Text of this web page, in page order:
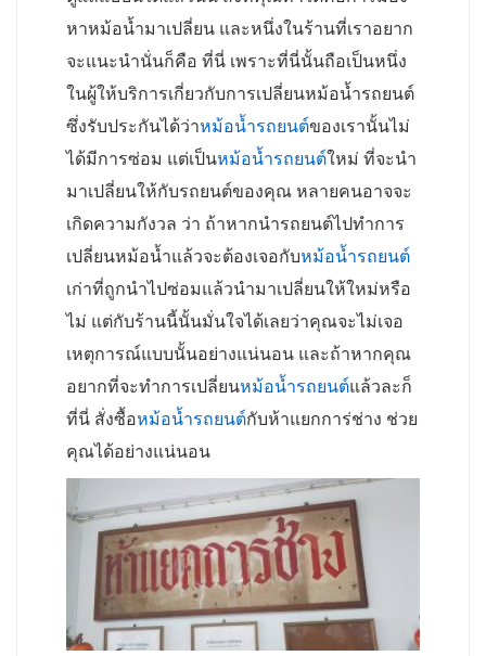
หาหม้อน้ำมาเปลี่ยน และหนึ่งในร้านที่เราอยาก
จะแนะนำนั่นก็คือ ที่นี่ เพราะที่นี่นั้นถือเป็นหนึ่ง
ในผู้ให้บริการเกี่ยวกับการเปลี่ยนหม้อน้ำรถยนต์
ซึ่งรับประกันได้ว่าหม้อน้ำรถยนต์ของเรานั้นไม่
ได้มีการซ่อม แต่เป็นหม้อน้ำรถยนต์ใหม่ ที่จะนำ
มาเปลี่ยนให้กับรถยนต์ของคุณ หลายคนอาจจะ
เกิดความกังวล ว่า ถ้าหากนำรถยนต์ไปทำการ
เปลี่ยนหม้อน้ำแล้วจะต้องเจอกับหม้อน้ำรถยนต์
เก่าที่ถูกนำไปซ่อมแล้วนำมาเปลี่ยนให้ใหม่หรือ
ไม่ แต่กับร้านนี้นั้นมั่นใจได้เลยว่าคุณจะไม่เจอ
เหตุการณ์แบบนั้นอย่างแน่นอน และถ้าหากคุณ
อยากที่จะทำการเปลี่ยนหม้อน้ำรถยนต์แล้วละก็
ที่นี่ สั่งซื้อหม้อน้ำรถยนต์กับห้าแยกการ่ช่าง ช่วย
คุณได้อย่างแน่นอน